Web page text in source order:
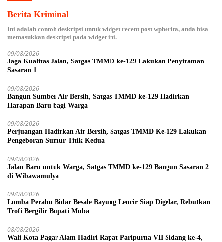
Berita Kriminal
Ini adalah contoh deskripsi untuk widget recent post wpberita, anda bisa
memasukkan deskripsi pada widget ini.
09/08/2026
Jaga Kualitas Jalan, Satgas TMMD ke-129 Lakukan Penyiraman
Sasaran 1
09/08/2026
Bangun Sumber Air Bersih, Satgas TMMD ke-129 Hadirkan
Harapan Baru bagi Warga
09/08/2026
Perjuangan Hadirkan Air Bersih, Satgas TMMD Ke-129 Lakukan
Pengeboran Sumur Titik Kedua
09/08/2026
Jalan Baru untuk Warga, Satgas TMMD ke-129 Bangun Sasaran 2
di Wibawamulya
09/08/2026
Lomba Perahu Bidar Besale Bayung Lencir Siap Digelar, Rebutkan
Trofi Bergilir Bupati Muba
08/08/2026
Wali Kota Pagar Alam Hadiri Rapat Paripurna VII Sidang ke-4,